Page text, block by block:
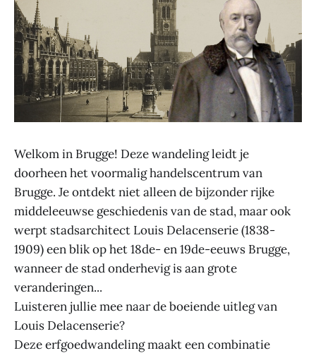
Welkom in Brugge! Deze wandeling leidt je
doorheen het voormalig handelscentrum van
Brugge. Je ontdekt niet alleen de bijzonder rijke
middeleeuwse geschiedenis van de stad, maar ook
werpt stadsarchitect Louis Delacenserie (1838-
1909) een blik op het 18de- en 19de-eeuws Brugge,
wanneer de stad onderhevig is aan grote
veranderingen...
Luisteren jullie mee naar de boeiende uitleg van
Louis Delacenserie?
Deze erfgoedwandeling maakt een combinatie